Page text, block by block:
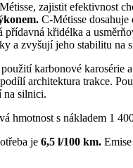
zajistit efektivnost
C-Métisse
křidélka a
a zvyšují jeho stabilitu na
karbonové
architektura trakce.
na silnici.
hmotnost s nákladem 1
je 6,5 l/100 km.